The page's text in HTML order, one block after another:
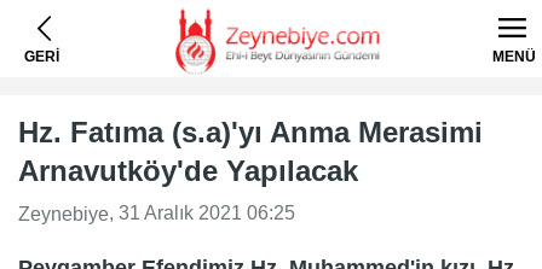
GERİ MENÜ
Hz. Fatıma (s.a)'yı Anma Merasimi
Arnavutköy'de Yapılacak
Zeynebiye, 31 Aralık 2021 06:25